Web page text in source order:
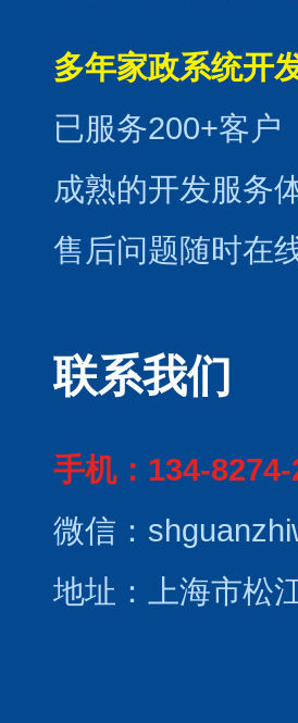
多年家政系统开
已服务200+客户
成熟的开发服务
售后问题随时在
联系我们
手机：134-
微信：
地址：上海市松